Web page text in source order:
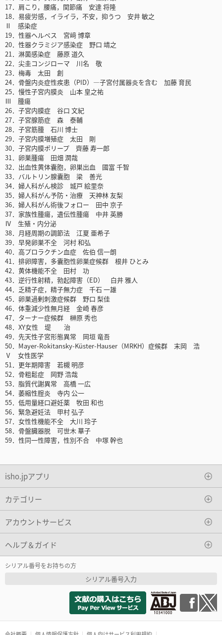
17．肩こり，腰痛，関節痛 安達 将隆
18．易疲労感，イライラ，不安，抑うつ 安井 敏之
Ⅱ 感染症
19．性器ヘルペス 宮﨑 博章
20．性器クラミジア感染症 野口 靖之
21．淋菌感染症 藤原 道久
22．尖圭コンジローマ 川名 敬
23．梅毒 太田 創
24．骨盤内炎症性疾患（PID）―子宮付属器炎を含む 加藤 育民
25．慢性子宮内膜炎 山本 皇之祐
Ⅲ 腫瘍
26．子宮内膜症 谷口 文紀
27．子宮腺筋症 森 泰輔
28．子宮筋腫 石川 博士
29．子宮内膜増殖症 太田 剛
30．子宮内膜ポリープ 齊藤 寿一郎
31．卵巣腫瘍 田畑 潤哉
32．出血性黄体囊胞，卵巣出血 國富 千智
33．バルトリン腺囊胞 梁 善光
34．婦人科がん検診 城戸 絵里奈
35．婦人科がん予防・治療 天神林 友梨
36．婦人科がん術後フォロー 田中 京子
37．家族性腫瘍，遺伝性腫瘍 中井 英勝
Ⅳ 生殖・内分泌
38．月経周期の調節法 江夏 亜希子
39．早発卵巣不全 河村 和弘
40．高プロラクチン血症 佐伯 信一朗
41．排卵障害，多囊胞性卵巣症候群 根井 ひとみ
42．黄体機能不全 田村 功
43．逆行性射精，勃起障害（ED） 白井 雅人
44．乏精子症，精子無力症 千石 一雄
45．卵巣過剰刺激症候群 野口 梨佳
46．体重減少性無月経 金崎 春彦
47．ターナー症候群 榊原 秀也
48．XY女性 堤 治
49．先天性子宮形態異常 岡垣 竜吾
50．Mayer-Rokitansky-Küster-Hauser（MRKH）症候群 末岡 浩
Ⅴ 女性医学
51．更年期障害 若槻 明彦
52．骨粗鬆症 岡野 浩哉
53．脂質代謝異常 高橋 一広
54．萎縮性腟炎 寺内 公一
55．低用量経口避妊薬 牧田 和也
56．緊急避妊法 甲村 弘子
57．女性性機能不全 大川 玲子
58．骨盤臓器脱 可世木 華子
59．性同一性障害，性別不合 中塚 幹也
isho.jpアプリ
カテゴリー
アカウントサービス
ヘルプ＆ガイド
シリアル番号をお持ちの方
シリアル番号入力